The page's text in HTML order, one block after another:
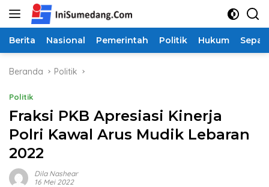
Langsung
Berita Nasional Pemerintah Politik Hukum
Beranda Politik
Politik
Fraksi PKB Apresiasi Kinerja
Polri Kawal Arus Mudik Lebaran
2022
Dila Nashear
16 Mei 2022